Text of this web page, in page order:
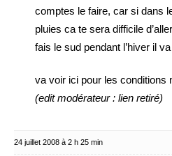
comptes le faire, car si dans
pluies ca te sera difficile
fais le sud pendant l’hiver il
va voir ici pour les conditions
(edit modérateur : lien retiré)
24 juillet 2008 à 2 h 25 min